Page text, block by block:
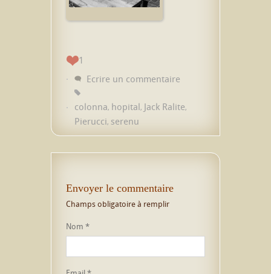
1
Ecrire un commentaire
colonna, hopital, Jack Ralite,
Pierucci, serenu
Envoyer le commentaire
Champs obligatoire à remplir
Nom *